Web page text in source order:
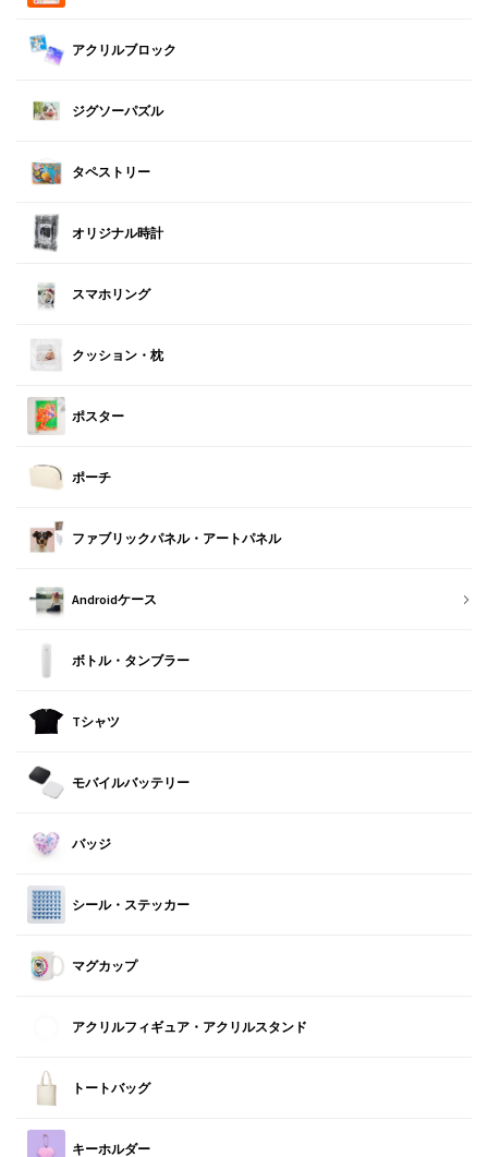
アクリルブロック
ジグソーパズル
タペストリー
オリジナル時計
スマホリング
クッション・枕
ポスター
ポーチ
ファブリックパネル・アートパネル
Androidケース
ボトル・タンブラー
Tシャツ
モバイルバッテリー
バッジ
シール・ステッカー
マグカップ
アクリルフィギュア・アクリルスタンド
トートバッグ
キーホルダー